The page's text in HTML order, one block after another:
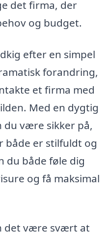
det firma, der
og budget.
efter en simpel
forandring,
et firma med
Med en dygtig
du være sikker på,
både er stilfuldt og
du både føle dig
og få maksimal
det være svært at